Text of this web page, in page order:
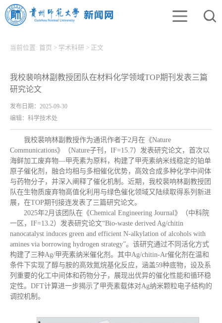
当前位置: 首页 > 学术科研 > 正文
我校裴响林副教授团队在材料化学领域TOP期刊发表三篇
研究论文
发布日期：2025-09-30
编辑：科学技术处
我校裴响林副教授作为通讯作者于2月在《Nature
Communications》（Nature子刊，IF=15.7）发表研究论文，首次以
海鲜加工废弃物—甲壳素为原料，构建了甲壳素纳米线稳定的铂单
原子催化剂，融合均相与多相催化优势，高效合成多种化学中间体
与药物分子，并深入阐释了催化机制。近期，我校裴响林副教授团
队在生物质废弃物高值化利用与绿色催化领域又陆续取得系列新进
展，在TOP期刊接连发表了三篇研究论文。
2025年2月该团队在《Chemical Engineering Journal》（中科院
一区，IF=13.2）发表研究论文“Bio-waste derived Ag/chitin
nanocatalyst induces green and efficient N-alkylation of alcohols with
amines via borrowing hydrogen strategy”。该研究通过不同活化方式
构建了三种Ag/甲壳素纳米催化剂。其中Ag/chitin-Ar催化剂在温和
条件下实现了醇与胺的高效氮烷基化反应，涵盖59种底物，设及系
列重要的化工中间体和药物分子，展现出优异的催化性能和循环稳
定性。DFT计算进一步揭示了甲壳素载体对Ag纳米颗粒电子结构的
调控机制。